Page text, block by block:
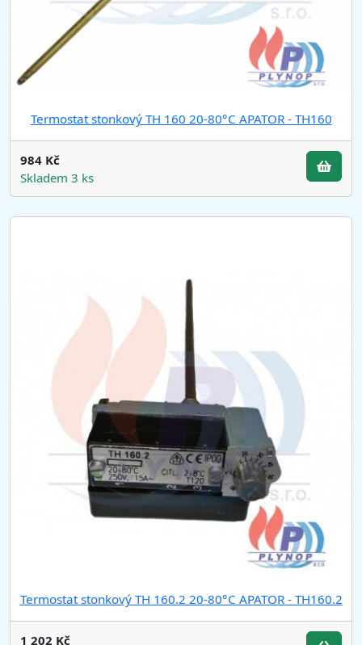
Termostat stonkový TH 160 20-80°C APATOR - TH160
984 Kč
Skladem 3 ks
Termostat stonkový TH 160.2 20-80°C APATOR - TH160.2
1 202 Kč